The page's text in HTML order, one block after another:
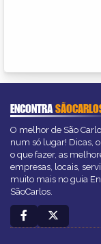
ENCONTRA
O melhor de São
num só lugar! Dicas,
o que fazer, as
empresas, locais,
muito mais no guia
SãoCarlos.